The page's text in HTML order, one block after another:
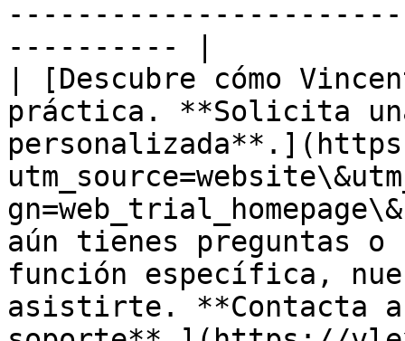
---------- |
| [Descubre cómo
práctica. **Solicita
aún tienes preguntas o
función específica,
asistirte. **Contacta a